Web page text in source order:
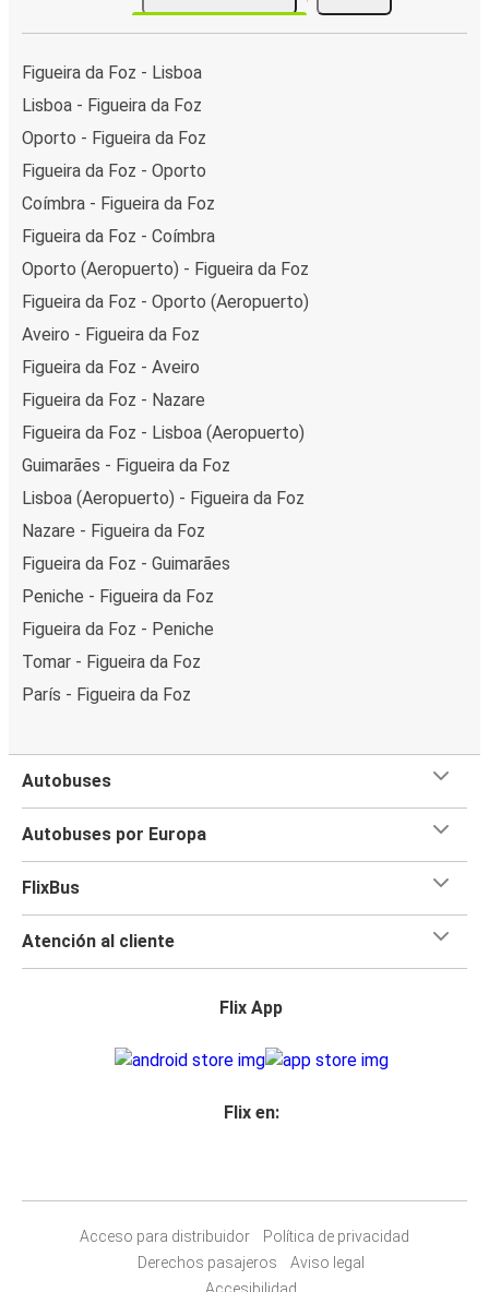
Figueira da Foz - Lisboa
Lisboa - Figueira da Foz
Oporto - Figueira da Foz
Figueira da Foz - Oporto
Coímbra - Figueira da Foz
Figueira da Foz - Coímbra
Oporto (Aeropuerto) - Figueira da Foz
Figueira da Foz - Oporto (Aeropuerto)
Aveiro - Figueira da Foz
Figueira da Foz - Aveiro
Figueira da Foz - Nazare
Figueira da Foz - Lisboa (Aeropuerto)
Guimarães - Figueira da Foz
Lisboa (Aeropuerto) - Figueira da Foz
Nazare - Figueira da Foz
Figueira da Foz - Guimarães
Peniche - Figueira da Foz
Figueira da Foz - Peniche
Tomar - Figueira da Foz
París - Figueira da Foz
Autobuses
Autobuses por Europa
FlixBus
Atención al cliente
Flix App
Flix en:
Acceso para distribuidor
Política de privacidad
Derechos pasajeros
Aviso legal
Accesibilidad